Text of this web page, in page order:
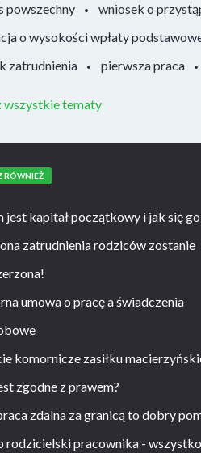
powszechny
wniosek o
o wysokości wpłaty
zatrudnienia
pierwsza praca
wszystkie tematy
RÓWNIEŻ
jest kapitał początkowy i jak się go
zatrudnienia rodziców zostanie
umowa o pracę a świadczenia
komornicze zasiłku
zgodne z prawem?
zdalna za granicą to dobry
rodzicielski pracownika -